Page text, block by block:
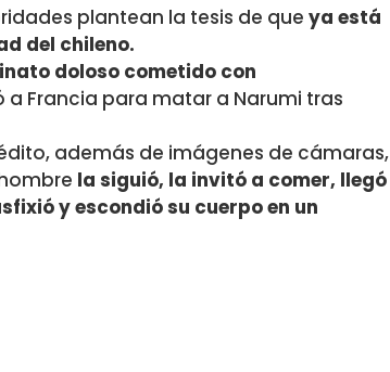
plantean la tesis de que ya está
del chileno.
doloso cometido con
a Francia para matar a Narumi tras
además de imágenes de cámaras,
la siguió, la invitó a comer, llegó
y escondió su cuerpo en un